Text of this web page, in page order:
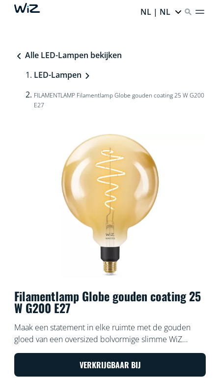
NL | NL
Alle LED-Lampen bekijken
LED-Lampen
FILAMENTLAMP Filamentlamp Globe gouden coating 25 W G200
E27
Filamentlamp Globe gouden coating 25
W G200 E27
Maak een statement in elke ruimte met de gouden
gloed van een oversized bolvormige slimme WiZ
Filament lamp, die warmwit of koelwit licht geeft.
Gebruik de WiZ app of je stem om de verlichting te
dimmen of feller te zetten, of gebruik
VERKRIJGBAAR BIJ